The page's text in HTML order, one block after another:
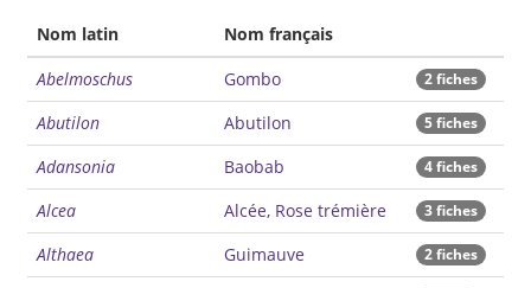
Nom latin
Nom français
Abelmoschus
Gombo 2 fiches
Abutilon Abutilon 5 fiches
Adansonia Baobab 4 fiches
Alcea Alcée, Rose trémière 3 fiches
Althaea Guimauve 2 fiches